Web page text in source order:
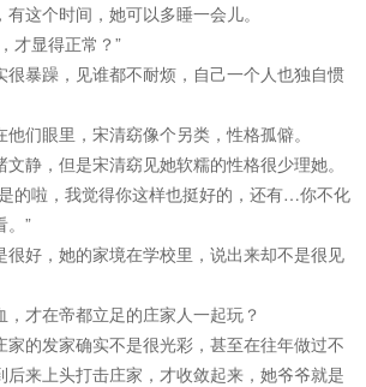
这个时间，她可以多睡一会儿。
才显得正常？”
很暴躁，见谁都不耐烦，自己一个人也独自惯
们眼里，宋清窈像个另类，性格孤僻。
静，但是宋清窈见她软糯的性格很少理她。
的啦，我觉得你这样也挺好的，还有…你不化
。”
很好，她的家境在学校里，说出来却不是很见
才在帝都立足的庄家人一起玩？
家的发家确实不是很光彩，甚至在往年做过不
后来上头打击庄家，才收敛起来，她爷爷就是